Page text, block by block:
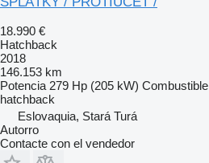
18.990 €
Hatchback
2018
146.153 km
Potencia 279 Hp (205 kW) Combustible
hatchback
Eslovaquia, Stará Turá
Autorro
Contacte con el vendedor